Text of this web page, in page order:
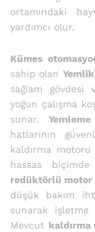
ortamındaki
yardımcı olur.
Kümes
sahip olan
sağlam gövdesi
yoğun çalışma
sunar.
hatlarının
kaldırma
hassas
redüktörlü motor
düşük bakım
sunarak işletme
Mevcut